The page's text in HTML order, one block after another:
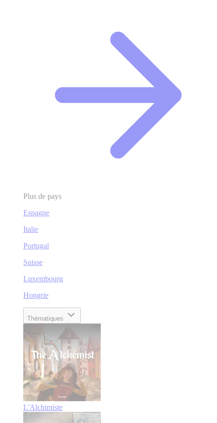
Plus de pays
Espagne
Italie
Portugal
Suisse
Luxembourg
Hongrie
Thématiques
L'Alchimiste